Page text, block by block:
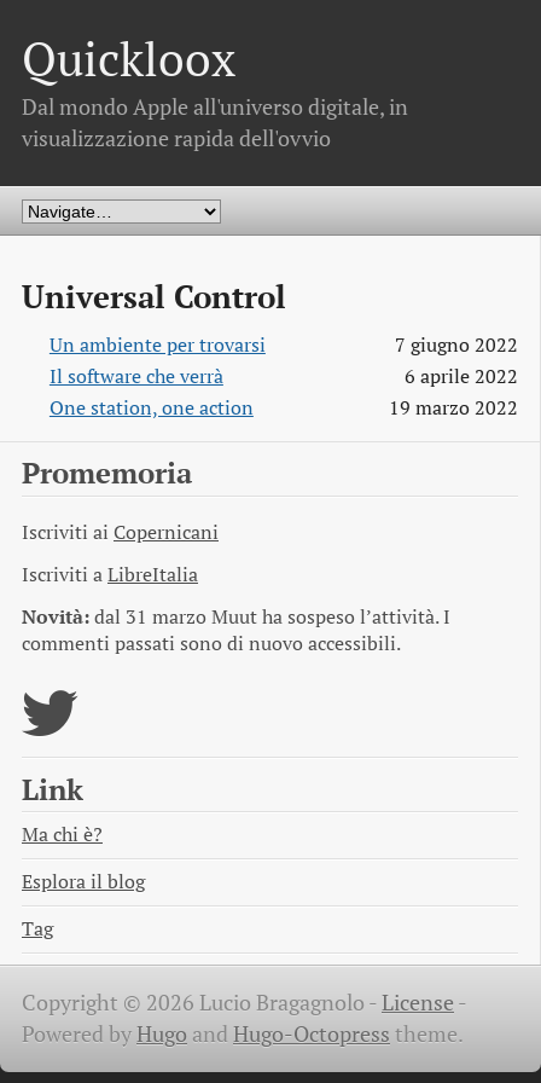
Quickloox
Dal mondo Apple all'universo digitale, in
visualizzazione rapida dell'ovvio
Universal Control
Un ambiente per trovarsi
7 giugno 2022
Il software che verrà
6 aprile 2022
One station, one action
19 marzo 2022
Promemoria
Iscriviti ai Copernicani
Iscriviti aLibreItalia
Novità:dal 31 marzo Muut ha sospeso l’attività. I
commenti passati sono di nuovo accessibili.
Link
Ma chi è?
Esplora il blog
Tag
Copyright © 2026 Lucio Bragagnolo -License -
Powered byHugo and Hugo-Octopress theme.